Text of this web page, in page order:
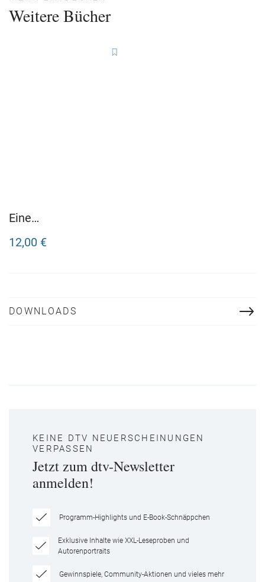
Weitere Bücher
Eine
12,00 €
DOWNLOADS
KEINE DTV NEUERSCHEINUNGEN
VERPASSEN
Jetzt zum dtv-Newsletter
anmelden!
Programm-Highlights und E-Book-Schnäppchen
Exklusive Inhalte wie XXL-Leseproben und
Autorenportraits
Gewinnspiele, Community-Aktionen und vieles mehr